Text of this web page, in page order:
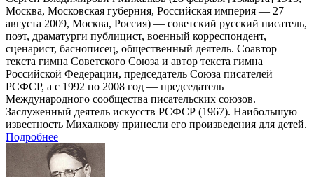
Москва, Московская губерния, Российская империя — 27
августа 2009, Москва, Россия) — советский русский писатель,
поэт, драматурги публицист, военный корреспондент,
сценарист, баснописец, общественный деятель. Соавтор
текста гимна Советского Союза и автор текста гимна
Российской Федерации, председатель Союза писателей
РСФСР, а с 1992 по 2008 год — председатель
Международного сообщества писательских союзов.
Заслуженный деятель искусств РСФСР (1967). Наибольшую
известность Михалкову принесли его произведения для детей.
Подробнее